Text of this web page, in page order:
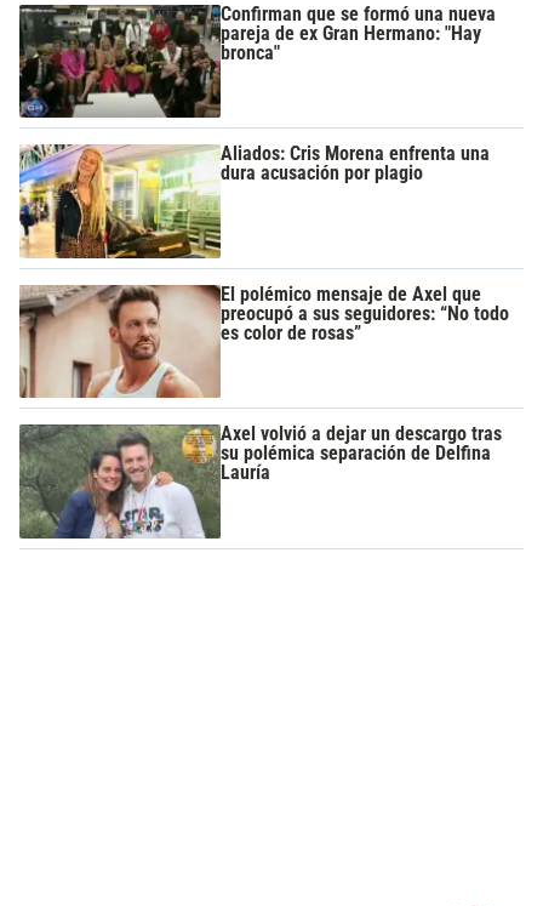
Confirman que se formó una nueva
pareja de ex Gran Hermano: "Hay
bronca"
Aliados: Cris Morena enfrenta una
dura acusación por plagio
El polémico mensaje de Axel que
preocupó a sus seguidores: “No todo
es color de rosas”
Axel volvió a dejar un descargo tras
su polémica separación de Delfina
Lauría